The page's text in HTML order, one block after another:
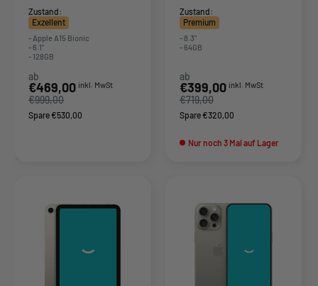
Lock
Zustand:
Exzellent
- Apple A15 Bionic
- 6.1"
- 128GB
ab
Sonderpreis
€469,00 inkl. MwSt
€999,00
Spare €530,00
Zustand:
Premium
- 8.3"
- 64GB
ab
Sonderpreis
€399,00 inkl. MwSt
€719,00
Spare €320,00
Nur noch 3 Mal auf Lager